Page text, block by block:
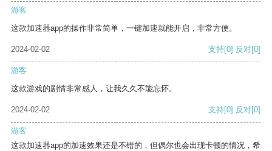
游客
这款加速器app的操作非常简单，一键加速就能开启，非常方便。
2024-02-02 支持[0] 反对[0]
游客
这款游戏的剧情非常感人，让我久久不能忘怀。
2024-02-02 支持[0] 反对[0]
游客
这款加速器app的加速效果还是不错的，但偶尔也会出现卡顿的情况，希